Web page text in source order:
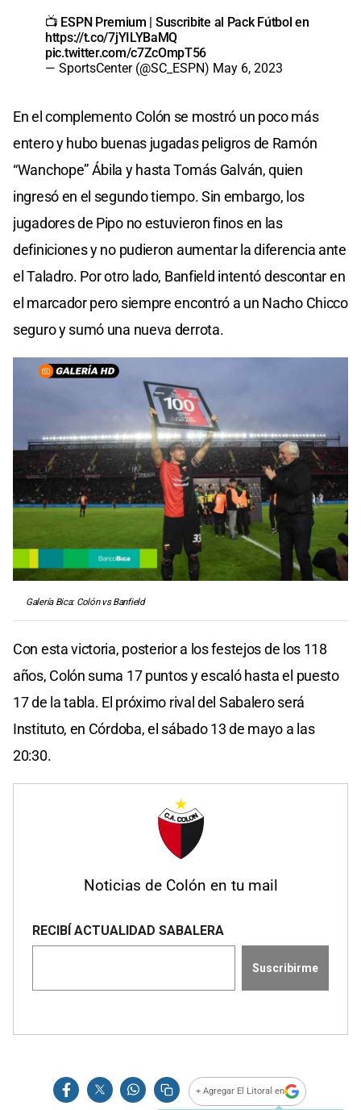
📺 ESPN Premium | Suscribite al Pack Fútbol en
https://t.co/7jYILYBaMQ
pic.twitter.com/c7ZcOmpT56
— SportsCenter (@SC_ESPN) May 6, 2023
En el complemento Colón se mostró un poco más
entero y hubo buenas jugadas peligros de Ramón
“Wanchope” Ábila y hasta Tomás Galván, quien
ingresó en el segundo tiempo. Sin embargo, los
jugadores de Pipo no estuvieron finos en las
definiciones y no pudieron aumentar la diferencia ante
el Taladro. Por otro lado, Banfield intentó descontar en
el marcador pero siempre encontró a un Nacho Chicco
seguro y sumó una nueva derrota.
Galería Bica: Colón vs Banfield
Con esta victoria, posterior a los festejos de los 118
años, Colón suma 17 puntos y escaló hasta el puesto
17 de la tabla. El próximo rival del Sabalero será
Instituto, en Córdoba, el sábado 13 de mayo a las
20:30.
Noticias de Colón en tu mail
+ Agregar El Litoral en